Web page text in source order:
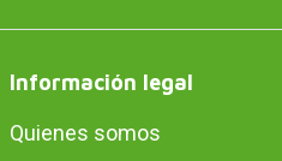
Información legal
Quienes somos